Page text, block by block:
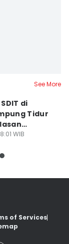
See More
di
Tidur
WIB
of Services